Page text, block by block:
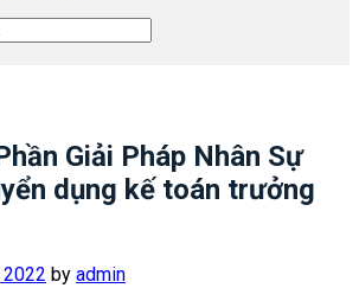
Giải Pháp Nhân Sự
dụng kế toán trưởng
by admin